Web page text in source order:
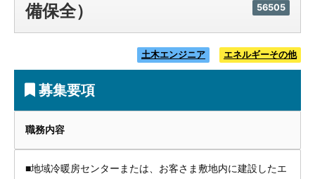
備保全）
56505
土木エンジニア エネルギーその他
募集要項
職務内容
■地域冷暖房センターまたは、お客さま敷地内に建設したエ